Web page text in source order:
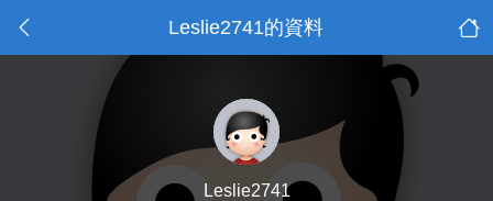
Leslie2741的資料
Leslie2741